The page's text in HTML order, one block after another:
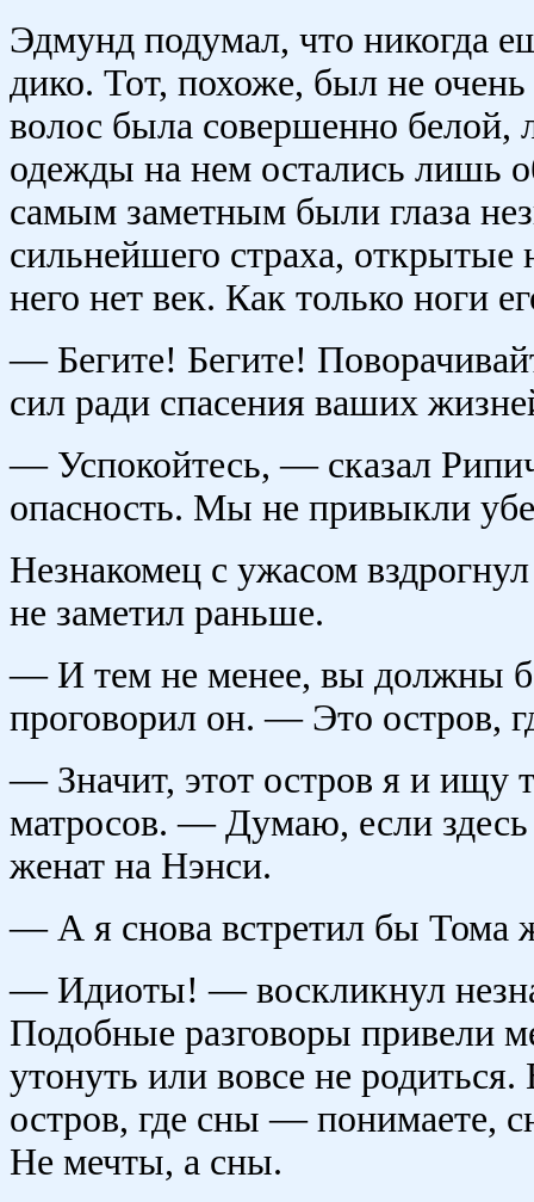
Эдмунд подумал, что никогда
дико. Тот, похоже, был не
волос была совершенно
одежды на нем остались лишь
самым заметным были глаза
сильнейшего страха, открытые
него нет век. Как только ноги
— Бегите! Бегите!
сил ради спасения ваших
— Успокойтесь, — сказал
опасность. Мы не привыкли
Незнакомец с ужасом
не заметил раньше.
— И тем не менее, вы должны
проговорил он. — Это остров,
— Значит, этот остров я и ищу
матросов. — Думаю, если
женат на Нэнси.
— А я снова встретил бы Тома
— Идиоты! — воскликнул
Подобные разговоры привели
утонуть или вовсе не
остров, где сны — понимаете,
Не мечты, а сны.